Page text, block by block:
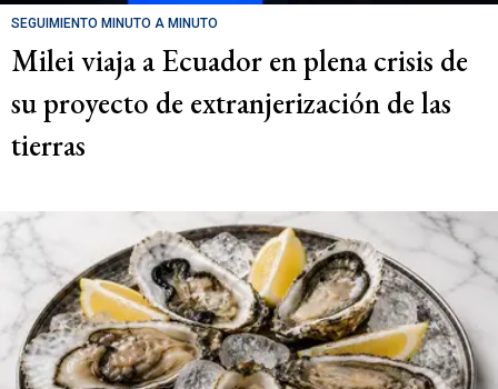
SEGUIMIENTO MINUTO A MINUTO
Milei viaja a Ecuador en plena crisis de
su proyecto de extranjerización de las
tierras